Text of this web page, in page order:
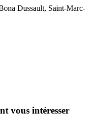
Dussault, Saint-Marc-
vous intéresser